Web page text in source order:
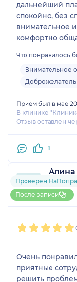
дальнейший
спокойно, без
внимательное
комфортно
и помощь. При
обращусь снова.
Что понравилось
Внимательное
Прием был в мае
В клинике
Отзыв оставлен
1
Алина
1 отзыв
До 5
Проверен
После записи
Очень
приятные
решить